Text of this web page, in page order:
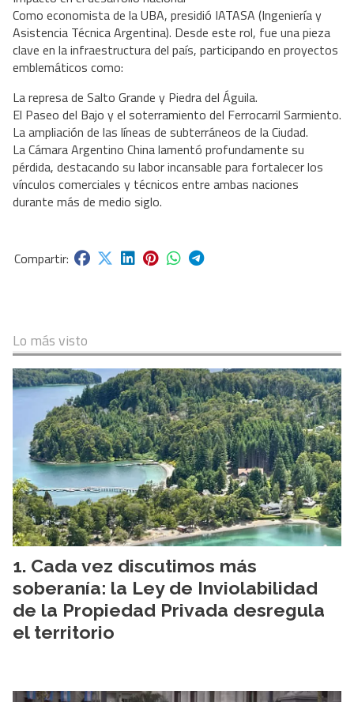
Como economista de la UBA, presidió IATASA (Ingeniería y
Asistencia Técnica Argentina). Desde este rol, fue una pieza
clave en la infraestructura del país, participando en proyectos
emblemáticos como:
La represa de Salto Grande y Piedra del Águila.
El Paseo del Bajo y el soterramiento del Ferrocarril Sarmiento.
La ampliación de las líneas de subterráneos de la Ciudad.
La Cámara Argentino China lamentó profundamente su
pérdida, destacando su labor incansable para fortalecer los
vínculos comerciales y técnicos entre ambas naciones
durante más de medio siglo.
Lo más visto
Cada vez discutimos más
soberanía: la Ley de Inviolabilidad
de la Propiedad Privada desregula
el territorio